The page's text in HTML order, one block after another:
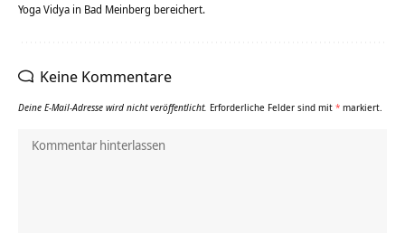
Yoga Vidya in Bad Meinberg bereichert.
Keine Kommentare
Deine E-Mail-Adresse wird nicht veröffentlicht. Erforderliche Felder sind mit * markiert.